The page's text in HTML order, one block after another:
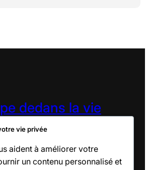
dedans la vie
NouvellesF.A.Q.Nous joindre
vie privée
aident à améliorer votre
un contenu personnalisé et